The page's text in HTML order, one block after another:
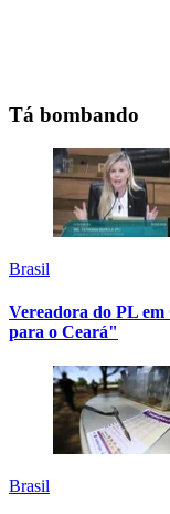
Tá bombando
Brasil
Vereadora do PL
para o Ceará"
Brasil